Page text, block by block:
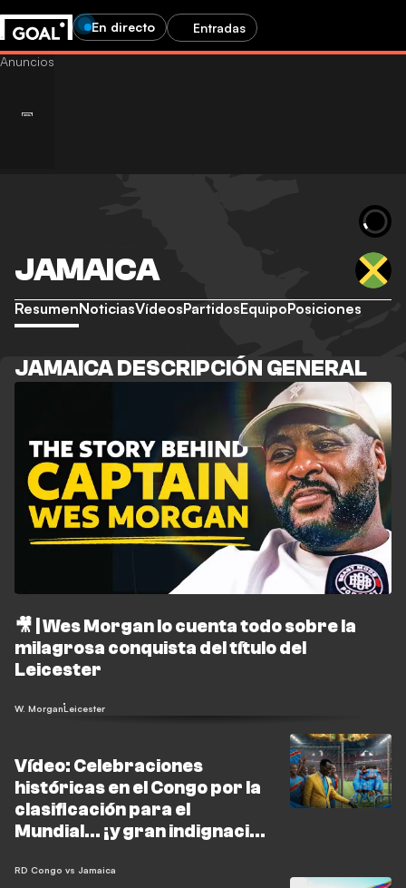
En directo Entradas
JAMAICA
ResumenNoticiasVídeosPartidosEquipoPosiciones
JAMAICA DESCRIPCIÓN GENERAL
🎥 | Wes Morgan lo cuenta todo sobre la
milagrosa conquista del título del
Leicester
W. MorganLeicester
Vídeo: Celebraciones
históricas en el Congo por la
clasificación para el
Mundial... ¡y gran indignación
RD Congo vs Jamaica